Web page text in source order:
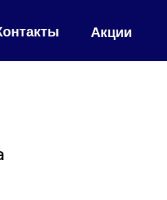
Акции